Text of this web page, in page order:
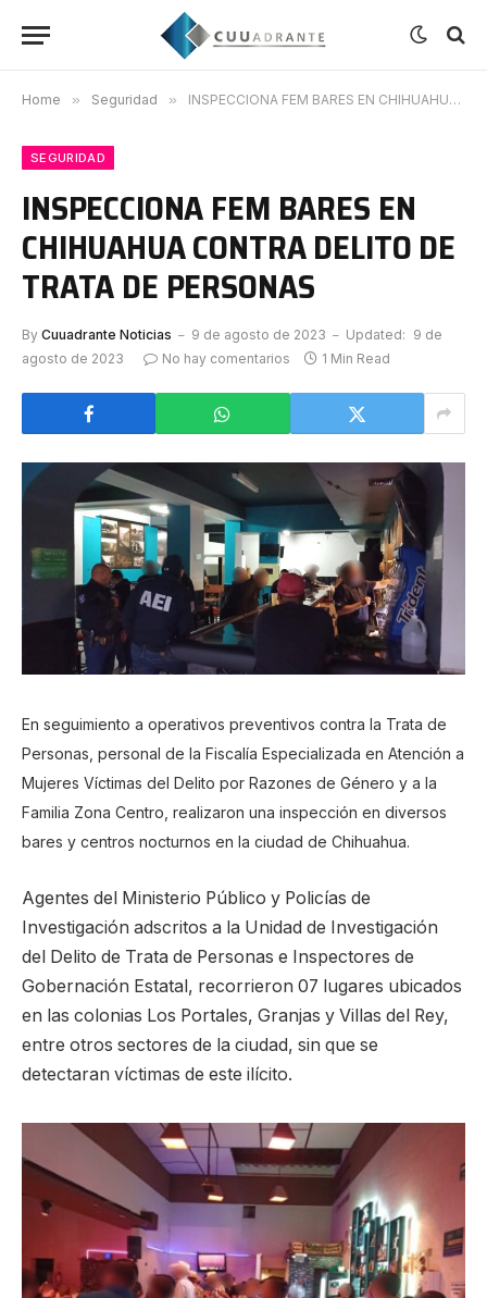
Home » Seguridad » INSPECCIONA FEM BARES EN CHIHUAHUA CONTRA DELITO DE TRATA DE PERSONAS
SEGURIDAD
INSPECCIONA FEM BARES EN
CHIHUAHUA CONTRA DELITO DE
TRATA DE PERSONAS
By Cuuadrante Noticias 9 de agosto de 2023 Updated: 9 de
agosto de 2023
No hay comentarios 1 Min Read
En seguimiento a operativos preventivos contra la Trata de
Personas, personal de la Fiscalía Especializada en Atención a
Mujeres Víctimas del Delito por Razones de Género y a la
Familia Zona Centro, realizaron una inspección en diversos
bares y centros nocturnos en la ciudad de Chihuahua.
Agentes del Ministerio Público y Policías de
Investigación adscritos a la Unidad de Investigación
del Delito de Trata de Personas e Inspectores de
Gobernación Estatal, recorrieron 07 lugares ubicados
en las colonias Los Portales, Granjas y Villas del Rey,
entre otros sectores de la ciudad, sin que se
detectaran víctimas de este ilícito.